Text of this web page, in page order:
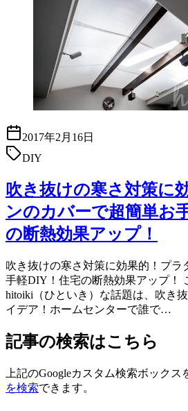
2017年2月16日
DIY
吹き抜けの寒さ対策に
ンのカバーで超簡単お
の断熱効果アップ！
吹き抜けの寒さ対策に効果的！プラ
手軽DIY！住宅の断熱効果アップ！
hitoiki（ひといき）な話題は、吹き
イデア！ホームセンターで誰で…
記事の検索はこちら
上記のGoogleカスタム検索ボックス
を検索できます。